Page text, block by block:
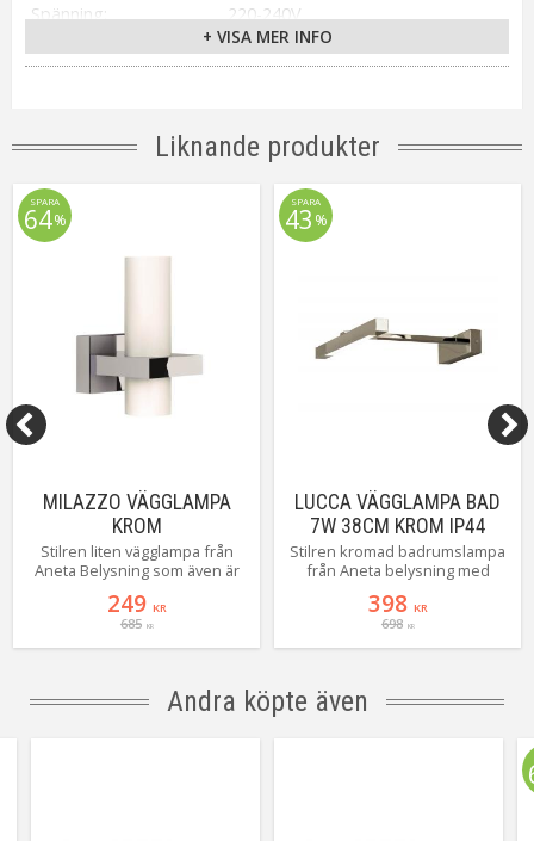
Spänning
220-240V
IP44
Material / Färg
Krom
Integrerad ljuskälla
3000K
Lumen
Livslängd
ca.30000h
Anpassad för
Tillverkare
+ VISA MER INFO
Liknande produkter
MILAZZO VÄGGLAMPA
KROM
Stilren liten vägglampa från
Aneta Belysning som även är
sån sak :-)
249 KR
685 KR
SPARA
64%
LUCCA VÄGGLAMPA BAD
7W 38CM KROM IP44
Stilren kromad badrumslampa
från Aneta belysning med
ljusflöde på 600 Lumen,
perfekt armatur att placera
ovanför badrumsspegeln.
centimeter vilket gör att hen i
398 KR
698 KR
SPARA
43 %
Andra köpte även